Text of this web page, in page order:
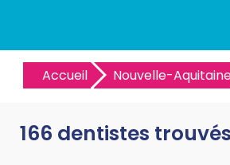
Accueil Nouvelle-
166 dentistes